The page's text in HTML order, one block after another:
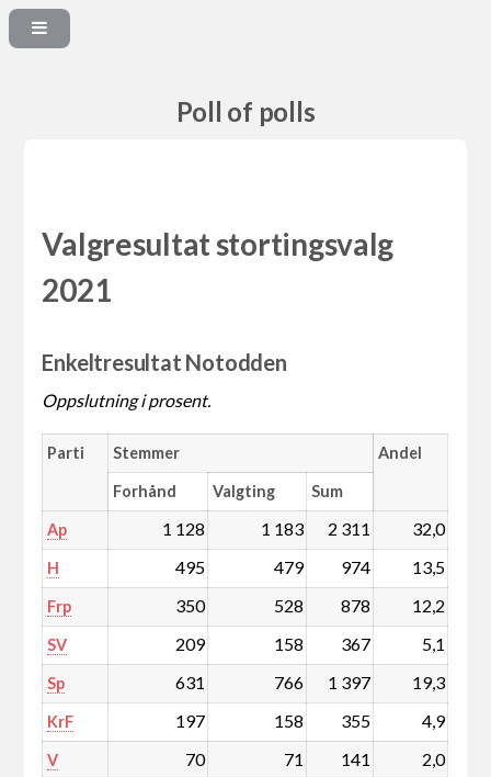
Poll of polls
Valgresultat stortingsvalg
2021
Enkeltresultat Notodden
Oppslutning i prosent.
Parti Stemmer Andel
Forhånd Valgting Sum
Ap 1 128 1 183 2 311 32,0
H 495 479 974 13,5
Frp 350 528 878 12,2
SV 209 158 367 5,1
Sp 631 766 1 397 19,3
KrF 197 158 355 4,9
V 70 71 141 2,0